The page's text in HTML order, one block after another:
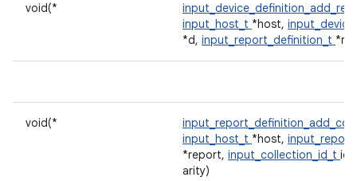
void(*
input_host_t *host,
*d, input_report_definition_t *r)
void(*
input_host_t *host,
*report, input_collection_id_t id,
arity)